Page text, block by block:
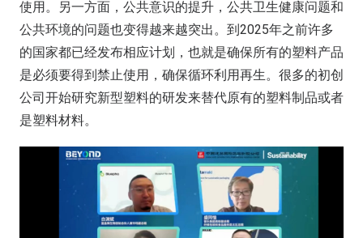
使用。另一方面，公共意识的提升，公共卫生健康问题和
公共环境的问题也变得越来越突出。到2025年之前许多
的国家都已经发布相应计划，也就是确保所有的塑料产品
是必须要得到禁止使用，确保循环利用再生。很多的初创
公司开始研究新型塑料的研发来替代原有的塑料制品或者
是塑料材料。